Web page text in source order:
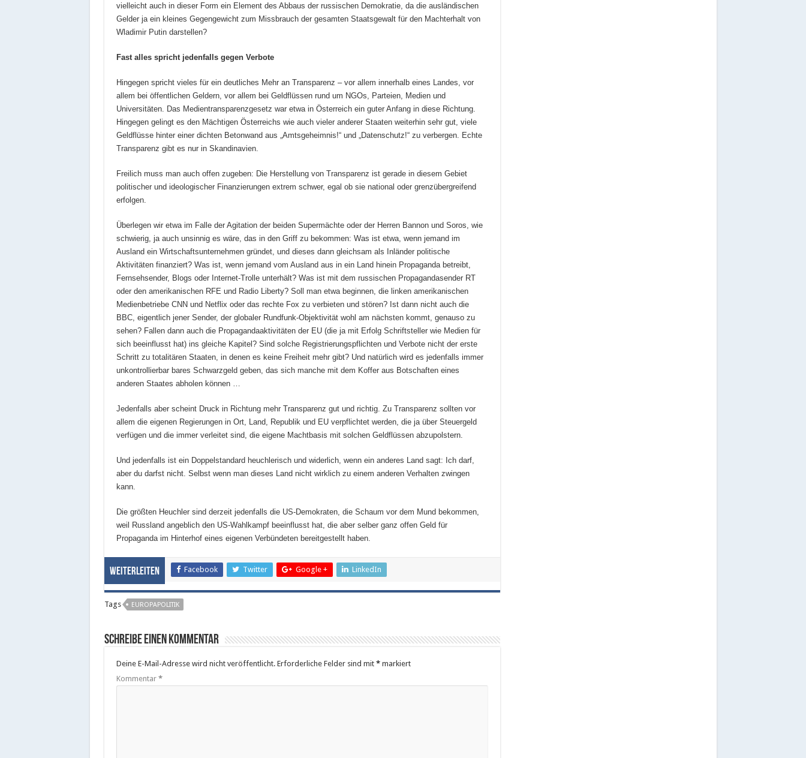
vielleicht auch in dieser Form ein Element des Abbaus der russischen Demokratie, da die ausländischen
Gelder ja ein kleines Gegengewicht zum Missbrauch der gesamten Staatsgewalt für den Machterhalt von
Wladimir Putin darstellen?
Fast alles spricht jedenfalls gegen Verbote
Hingegen spricht vieles für ein deutliches Mehr an Transparenz – vor allem innerhalb eines Landes, vor
allem bei öffentlichen Geldern, vor allem bei Geldflüssen rund um NGOs, Parteien, Medien und
Universitäten. Das Medientransparenzgesetz war etwa in Österreich ein guter Anfang in diese Richtung.
Hingegen gelingt es den Mächtigen Österreichs wie auch vieler anderer Staaten weiterhin sehr gut, viele
Geldflüsse hinter einer dichten Betonwand aus „Amtsgeheimnis!“ und „Datenschutz!“ zu verbergen. Echte
Transparenz gibt es nur in Skandinavien.
Freilich muss man auch offen zugeben: Die Herstellung von Transparenz ist gerade in diesem Gebiet
politischer und ideologischer Finanzierungen extrem schwer, egal ob sie national oder grenzübergreifend
erfolgen.
Überlegen wir etwa im Falle der Agitation der beiden Supermächte oder der Herren Bannon und Soros, wie
schwierig, ja auch unsinnig es wäre, das in den Griff zu bekommen: Was ist etwa, wenn jemand im
Ausland ein Wirtschaftsunternehmen gründet, und dieses dann gleichsam als Inländer politische
Aktivitäten finanziert? Was ist, wenn jemand vom Ausland aus in ein Land hinein Propaganda betreibt,
Fernsehsender, Blogs oder Internet-Trolle unterhält? Was ist mit dem russischen Propagandasender RT
oder den amerikanischen RFE und Radio Liberty? Soll man etwa beginnen, die linken amerikanischen
Medienbetriebe CNN und Netflix oder das rechte Fox zu verbieten und stören? Ist dann nicht auch die
BBC, eigentlich jener Sender, der globaler Rundfunk-Objektivität wohl am nächsten kommt, genauso zu
sehen? Fallen dann auch die Propagandaaktivitäten der EU (die ja mit Erfolg Schriftsteller wie Medien für
sich beeinflusst hat) ins gleiche Kapitel? Sind solche Registrierungspflichten und Verbote nicht der erste
Schritt zu totalitären Staaten, in denen es keine Freiheit mehr gibt? Und natürlich wird es jedenfalls immer
unkontrollierbar bares Schwarzgeld geben, das sich manche mit dem Koffer aus Botschaften eines
anderen Staates abholen können …
Jedenfalls aber scheint Druck in Richtung mehr Transparenz gut und richtig. Zu Transparenz sollten vor
allem die eigenen Regierungen in Ort, Land, Republik und EU verpflichtet werden, die ja über Steuergeld
verfügen und die immer verleitet sind, die eigene Machtbasis mit solchen Geldflüssen abzupolstern.
Und jedenfalls ist ein Doppelstandard heuchlerisch und widerlich, wenn ein anderes Land sagt: Ich darf,
aber du darfst nicht. Selbst wenn man dieses Land nicht wirklich zu einem anderen Verhalten zwingen
kann.
Die größten Heuchler sind derzeit jedenfalls die US-Demokraten, die Schaum vor dem Mund bekommen,
weil Russland angeblich den US-Wahlkampf beeinflusst hat, die aber selber ganz offen Geld für
Propaganda im Hinterhof eines eigenen Verbündeten bereitgestellt haben.
Weiterleiten Facebook Twitter Google + LinkedIn
Tags EUROPAPOLITIK
Schreibe einen Kommentar
Deine E-Mail-Adresse wird nicht veröffentlicht. Erforderliche Felder sind mit *markiert
Kommentar *